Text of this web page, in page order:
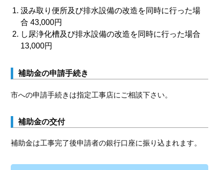
汲み取り便所及び排水設備の改造を同時に行った場
合 43,000円
し尿浄化槽及び排水設備の改造を同時に行った場合
13,000円
補助金の申請手続き
市への申請手続きは指定工事店にご相談下さい。
補助金の交付
補助金は工事完了後申請者の銀行口座に振り込まれます。